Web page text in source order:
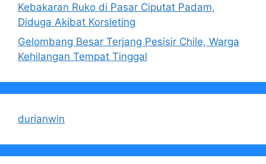
Kebakaran Ruko di Pasar Ciputat Padam,
Diduga Akibat Korsleting
Gelombang Besar Terjang Pesisir Chile, Warga
Kehilangan Tempat Tinggal
durianwin